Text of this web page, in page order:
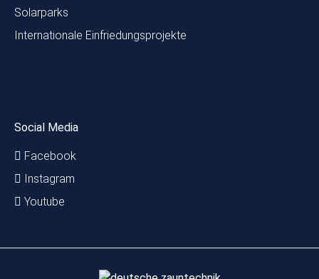
Solarparks
Internationale Einfriedungsprojekte
Social Media
Facebook
Instagram
Youtube